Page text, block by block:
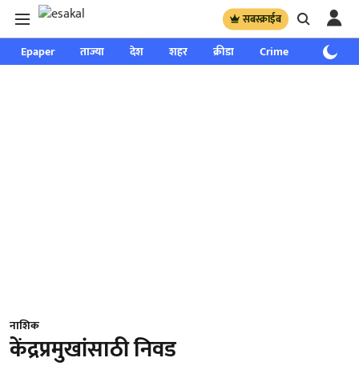
सबस्क्राईब
Epaper ताज्या देश शहर क्रीडा Crime साप्ताहिक
नाशिक
केंद्रप्रमुखांसाठी निवड